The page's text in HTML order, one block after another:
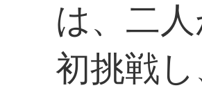
は、二
初挑戦